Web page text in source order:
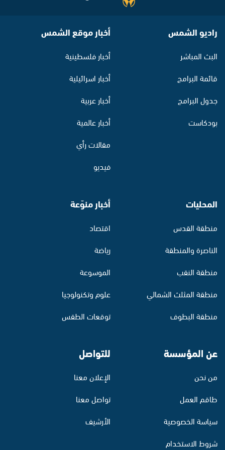
راديو الشمس
البث المباشر
قائمة البرامج
جدول البرامج
بودكاست
أخبار موقع الشمس
أخبار فلسطينية
أخبار اسرائيلية
أخبار عربية
أخبار عالمية
مقالات رأي
فيديو
المحليات
منطقة القدس
الناصرة والمنطقة
منطقة النقب
منطقة المثلث الشمالي
منطقة البطوف
أخبار منوّعة
اقتصاد
رياضة
الموسوعة
علوم وتكنولوجيا
توقعات الطقس
عن المؤسسة
من نحن
طاقم العمل
سياسة الخصوصية
شروط الاستخدام
للتواصل
الإعلان معنا
تواصل معنا
الأرشيف